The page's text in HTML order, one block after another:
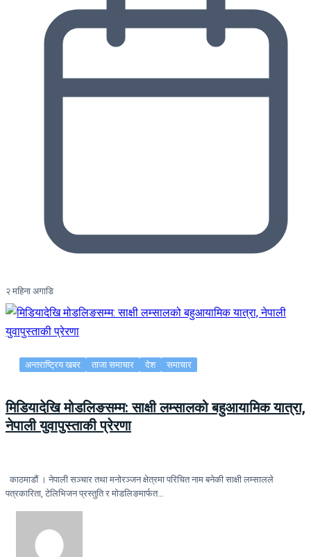
२ महिना अगाडि
अन्तराष्ट्रिय खबर ताजा समाचार देश समाचार
मिडियादेखि मोडलिङसम्म: साक्षी लम्सालको बहुआयामिक यात्रा,
नेपाली युवापुस्ताकी प्रेरणा
काठमाडौं । नेपाली सञ्चार तथा मनोरञ्जन क्षेत्रमा परिचित नाम बनेकी साक्षी लम्सालले
पत्रकारिता, टेलिभिजन प्रस्तुति र मोडलिङमार्फत…